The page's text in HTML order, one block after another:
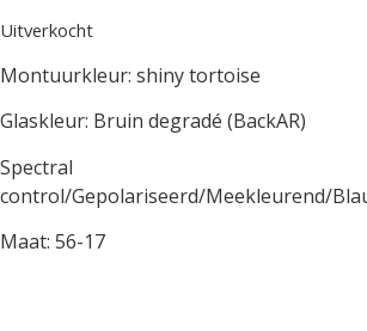
Uitverkocht
Montuurkleur: shiny tortoise
Glaskleur: Bruin degradé (BackAR)
Spectral
control/Gepolariseerd/Meekleurend/
Maat: 56-17